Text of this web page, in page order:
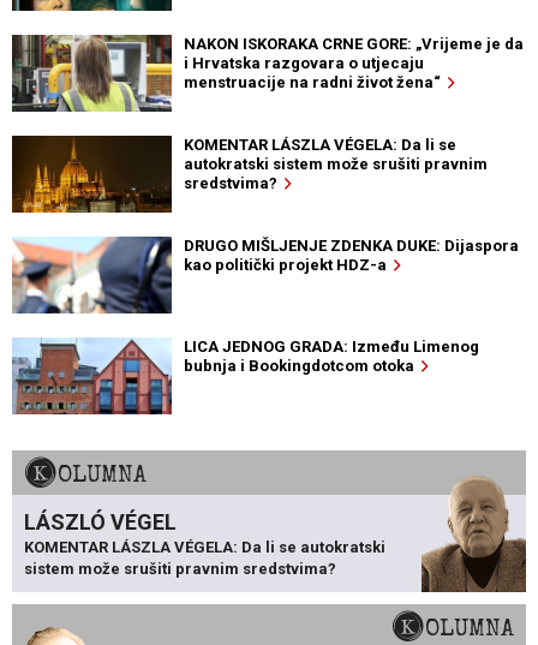
NAKON ISKORAKA CRNE GORE: „Vrijeme je da
i Hrvatska razgovara o utjecaju
menstruacije na radni život žena“
KOMENTAR LÁSZLA VÉGELA: Da li se
autokratski sistem može srušiti pravnim
sredstvima?
DRUGO MIŠLJENJE ZDENKA DUKE: Dijaspora
kao politički projekt HDZ-a
LICA JEDNOG GRADA: Između Limenog
bubnja i Bookingdotcom otoka
KOLUMNA
LÁSZLÓ VÉGEL
KOMENTAR LÁSZLA VÉGELA: Da li se autokratski
sistem može srušiti pravnim sredstvima?
KOLUMNA